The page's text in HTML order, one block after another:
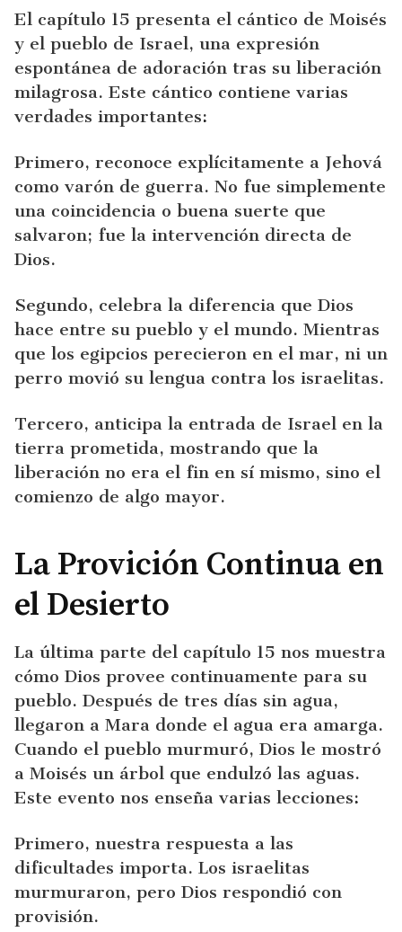
El capítulo 15 presenta el cántico de Moisés
y el pueblo de Israel, una expresión
espontánea de adoración tras su liberación
milagrosa. Este cántico contiene varias
verdades importantes:
Primero, reconoce explícitamente a Jehová
como varón de guerra. No fue simplemente
una coincidencia o buena suerte que
salvaron; fue la intervención directa de
Dios.
Segundo, celebra la diferencia que Dios
hace entre su pueblo y el mundo. Mientras
que los egipcios perecieron en el mar, ni un
perro movió su lengua contra los israelitas.
Tercero, anticipa la entrada de Israel en la
tierra prometida, mostrando que la
liberación no era el fin en sí mismo, sino el
comienzo de algo mayor.
La Provición Continua en
el Desierto
La última parte del capítulo 15 nos muestra
cómo Dios provee continuamente para su
pueblo. Después de tres días sin agua,
llegaron a Mara donde el agua era amarga.
Cuando el pueblo murmuró, Dios le mostró
a Moisés un árbol que endulzó las aguas.
Este evento nos enseña varias lecciones:
Primero, nuestra respuesta a las
dificultades importa. Los israelitas
murmuraron, pero Dios respondió con
provisión.